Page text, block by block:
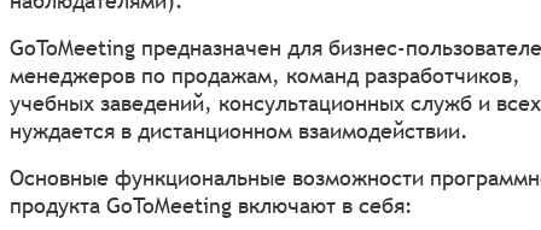
GoToMeeting предназначен для бизнес-
менеджеров по продажам, команд разработчиков,
учебных заведений, консультационных служб и
нуждается в дистанционном взаимодействии.
Основные функциональные возможности
продукта GoToMeeting включают в себя: